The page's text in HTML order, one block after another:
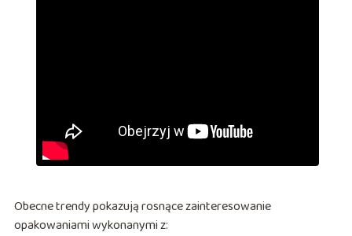
Obecne trendy pokazują rosnące zainteresowanie
opakowaniami wykonanymi z: